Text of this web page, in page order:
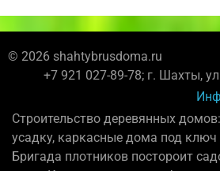
© 2026 shahtybrusdoma.ru
+7 921 027-89-78; г. Шахты,
Строительство деревянных
усадку, каркасные дома под
Бригада плотников постороит